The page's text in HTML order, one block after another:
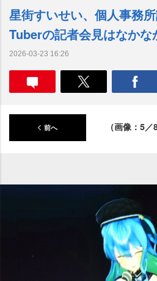
星街すいせい、個人事務
Tuberの記者会見はなかな
2026-03-23 16:26
前へ （画像：5／8